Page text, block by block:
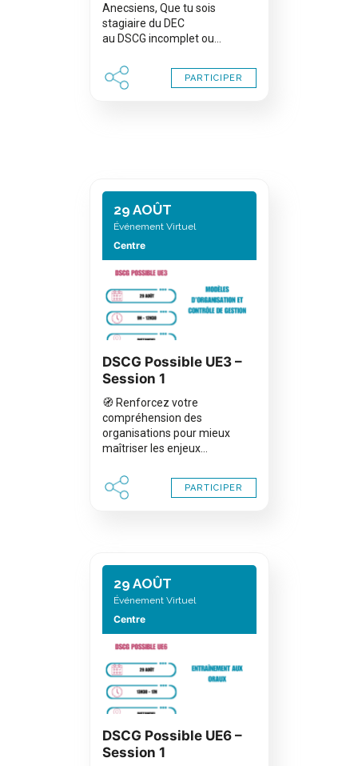
Anecsiens, Que tu sois
stagiaire du DEC
au DSCG incomplet ou…
PARTICIPER
29 AOÛT
Événement Virtuel
Centre
DSCG Possible UE3 –
Session 1
🧭 Renforcez votre
compréhension des
organisations pour mieux
maîtriser les enjeux…
PARTICIPER
29 AOÛT
Événement Virtuel
Centre
DSCG Possible UE6 –
Session 1